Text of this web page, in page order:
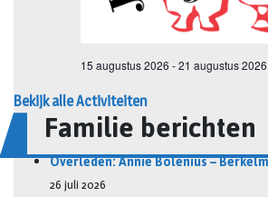
Bekijk alle Activiteiten
Familie berichten
Overleden: Annie Bolenius –
26 juli 2026